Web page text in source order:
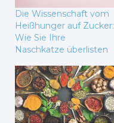
Die Wissenschaft vom
Heißhunger auf Zucker:
Wie Sie Ihre
Naschkatze überlisten